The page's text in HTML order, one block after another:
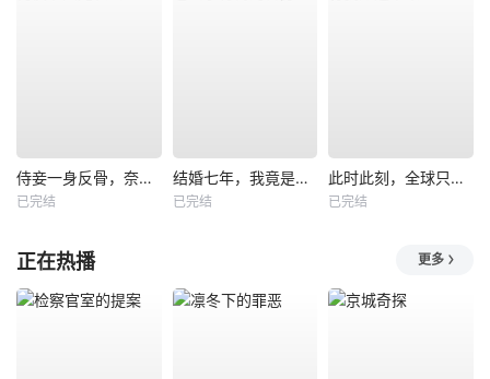
侍妾一身反骨，奈何侯爷只宠长公主
已完结
结婚七年，我竟是老公小青梅的替身
已完结
此时此刻，全球只有我知道未来
已完结
正在热播 更多